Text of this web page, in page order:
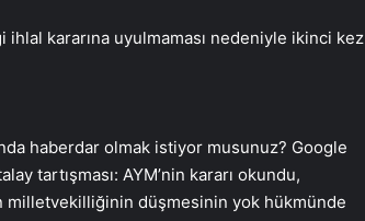
ihlal kararına uyulmaması nedeniyle ikinci kez
haberdar olmak istiyor musunuz? Google
tartışması: AYM’nin kararı okundu,
milletvekilliğinin düşmesinin yok hükmünde